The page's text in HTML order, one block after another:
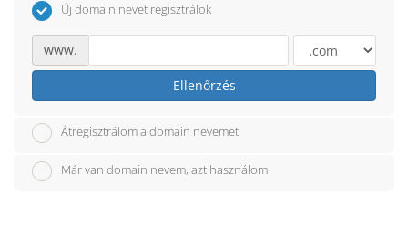
Új domain nevet regisztrálok
www.
Ellenőrzés
Átregisztrálom a domain nevemet
Már van domain nevem, azt használom